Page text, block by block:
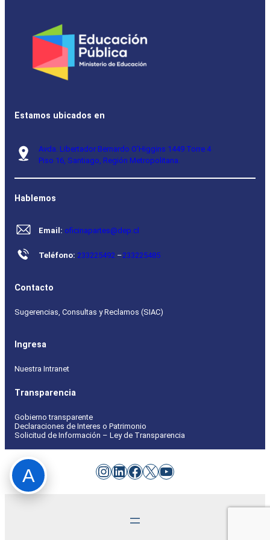
Estamos ubicados en
Avda. Libertador Bernardo O’Higgins 1449 Torre 4
Piso 16, Santiago, Región Metropolitana.
Hablemos
Email: oficinapartes@dep.cl
Teléfono: 233225492 –233225485
Contacto
Sugerencias, Consultas y Reclamos (SIAC)
Ingresa
Nuestra Intranet
Transparencia
Gobierno transparente
Declaraciones de Interes o Patrimonio
Solicitud de Información – Ley de Transparencia
Instagram
LinkedIn
Facebook
X YouTube
A